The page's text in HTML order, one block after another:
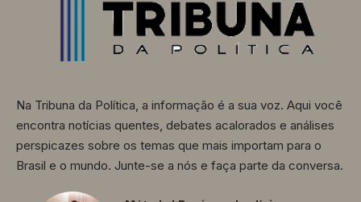
Na Tribuna da Política, a informação é a sua voz. Aqui você
encontra notícias quentes, debates acalorados e análises
perspicazes sobre os temas que mais importam para o
Brasil e o mundo. Junte-se a nós e faça parte da conversa.